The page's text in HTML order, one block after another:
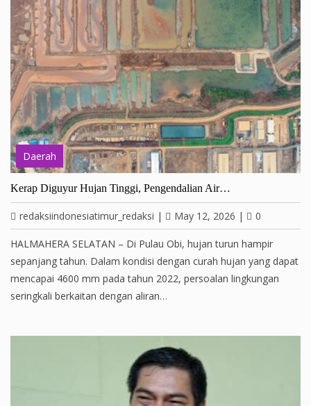
Daerah
Kerap Diguyur Hujan Tinggi, Pengendalian Air…
redaksiindonesiatimur_redaksi | May 12, 2026 | 0
HALMAHERA SELATAN – Di Pulau Obi, hujan turun hampir
sepanjang tahun. Dalam kondisi dengan curah hujan yang dapat
mencapai 4600 mm pada tahun 2022, persoalan lingkungan
seringkali berkaitan dengan aliran…